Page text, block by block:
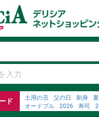
ド 土用の丑 父の日 刺身
オードブル
2026 寿司